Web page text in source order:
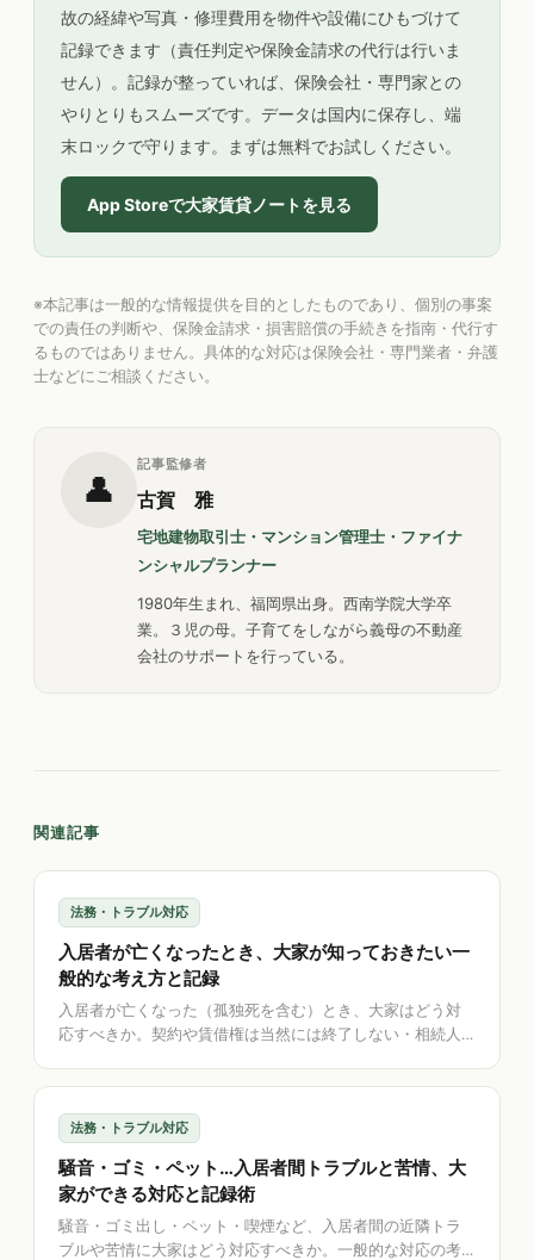
故の経緯や写真・修理費用を物件や設備にひもづけて
記録できます（責任判定や保険金請求の代行は行いま
せん）。記録が整っていれば、保険会社・専門家との
やりとりもスムーズです。データは国内に保存し、端
末ロックで守ります。まずは無料でお試しください。
App Storeで大家賃貸ノートを見る
※本記事は一般的な情報提供を目的としたものであり、個別の事案
での責任の判断や、保険金請求・損害賠償の手続きを指南・代行す
るものではありません。具体的な対応は保険会社・専門業者・弁護
士などにご相談ください。
👤
記事監修者
古賀 雅
宅地建物取引士・マンション管理士・ファイナ
ンシャルプランナー
1980年生まれ、福岡県出身。西南学院大学卒
業。３児の母。子育てをしながら義母の不動産
会社のサポートを行っている。
関連記事
法務・トラブル対応
入居者が亡くなったとき、大家が知っておきたい一
般的な考え方と記録
入居者が亡くなった（孤独死を含む）とき、大家はどう対
応すべきか。契約や賃借権は当然には終了しない・相続人
法務・トラブル対応
騒音・ゴミ・ペット…入居者間トラブルと苦情、大
家ができる対応と記録術
騒音・ゴミ出し・ペット・喫煙など、入居者間の近隣トラ
ブルや苦情に大家はどう対応すべきか。一般的な対応の考